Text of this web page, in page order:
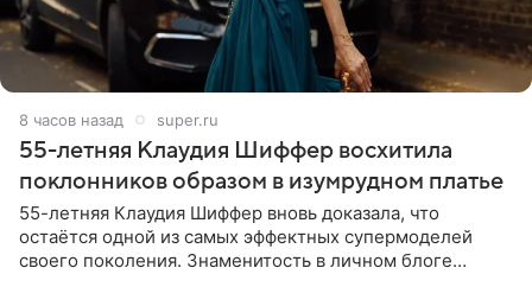
8 часов назад super.ru
55-летняя Клаудия Шиффер восхитила
поклонников образом в изумрудном платье
55-летняя Клаудия Шиффер вновь доказала, что
остаётся одной из самых эффектных супермоделей
своего поколения. Знаменитость в личном блоге